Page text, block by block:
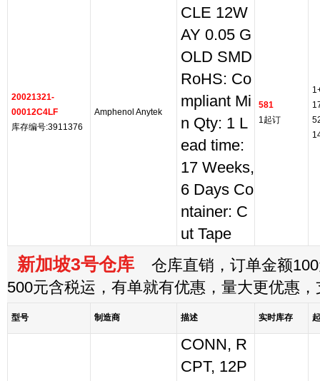
20021321-
00012C4LF
库存编号:3911376
Amphenol Anytek
CLE 12W
AY 0.05 G
OLD SMD
RoHS: Co
mpliant Mi
n Qty: 1 L
ead time:
17 Weeks,
6 Days Co
ntainer: C
ut Tape
581
1起订
新加坡3号仓库 仓库直销，订单金额
500元含税运，有单就有优惠，量大更优惠
型号 制造商 描述 实时库存
CONN, R
CPT, 12P